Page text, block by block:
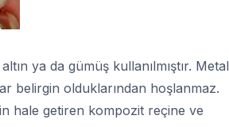
ya da gümüş kullanılmıştır. Metal
belirgin olduklarından hoşlanmaz.
hale getiren kompozit reçine ve